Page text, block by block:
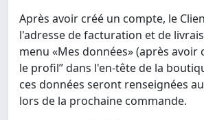
Après avoir créé un compte, le
l'adresse de facturation et de
menu «Mes données» (après avoir
le profil” dans l'en-tête de la
ces données seront renseignées
lors de la prochaine commande.